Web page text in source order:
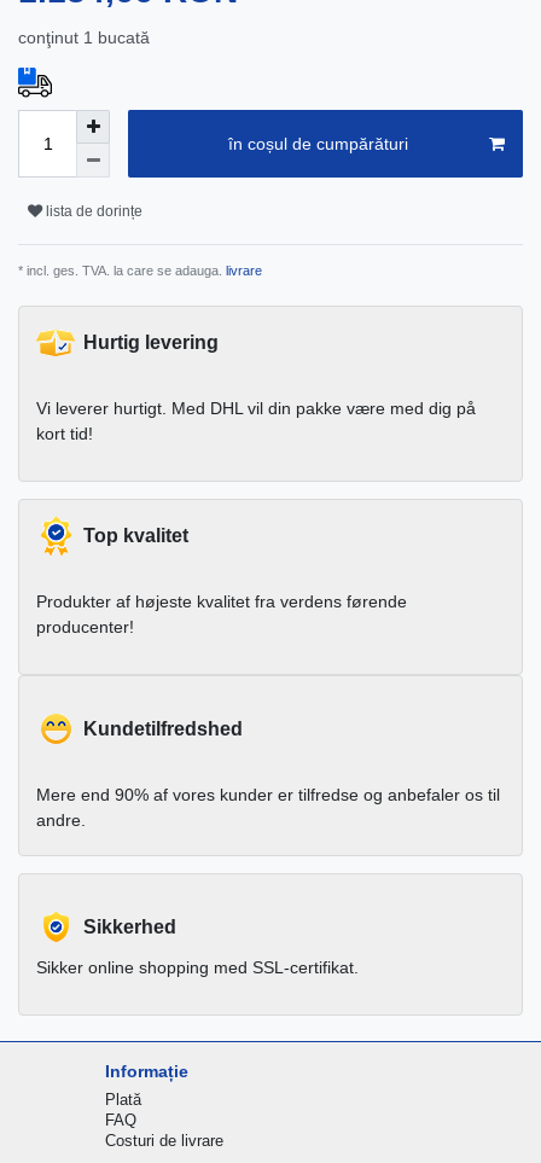
conţinut 1 bucată
în coșul de cumpărături
lista de dorințe
* incl. ges. TVA. la care se adauga. livrare
Hurtig levering
Vi leverer hurtigt. Med DHL vil din pakke være med dig på
kort tid!
Top kvalitet
Produkter af højeste kvalitet fra verdens førende
producenter!
Kundetilfredshed
Mere end 90% af vores kunder er tilfredse og anbefaler os til
andre.
Sikkerhed
Sikker online shopping med SSL-certifikat.
Informație
Plată
FAQ
Costuri de livrare